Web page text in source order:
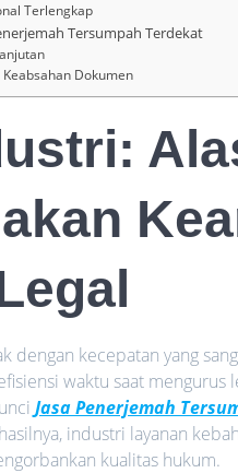
Terlengkap
Tersumpah Terdekat
Dokumen
dengan kecepatan yang
waktu saat
Jasa Penerjemah
industri layanan
kualitas hukum.